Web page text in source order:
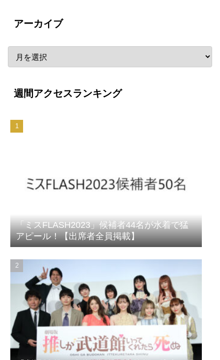
アーカイブ
週間アクセスランキング
「ミスFLASH2023」候補者44名が水着で猛
アピール！【出席者全員掲載】